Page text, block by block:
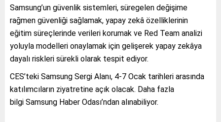
Samsung’un güvenlik sistemleri, süregelen değişime
rağmen güvenliği sağlamak, yapay zekâ özelliklerinin
eğitim süreçlerinde verileri korumak ve Red Team analizi
yoluyla modelleri onaylamak için gelişerek yapay zekâya
dayalı riskleri sürekli olarak tespit ediyor.
CES’teki Samsung Sergi Alanı, 4-7 Ocak tarihleri arasında
katılımcıların ziyatretine açık olacak. Daha fazla
bilgi Samsung Haber Odası’ndan alınabiliyor.